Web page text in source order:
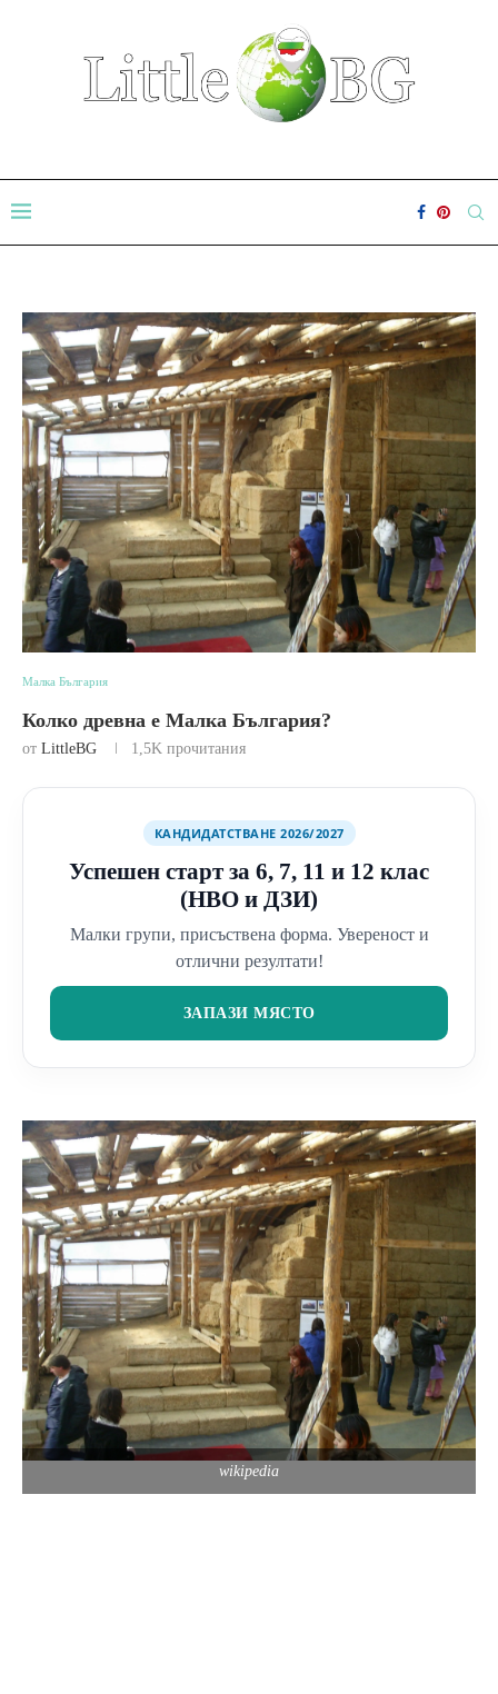
Малка България
Колко древна е Малка България?
от LittleBG 1,5K прочитания
КАНДИДАТСТВАНЕ 2026/2027
Успешен старт за 6, 7, 11 и 12 клас
(НВО и ДЗИ)
Малки групи, присъствена форма. Увереност и
отлични резултати!
ЗАПАЗИ МЯСТО
wikipedia